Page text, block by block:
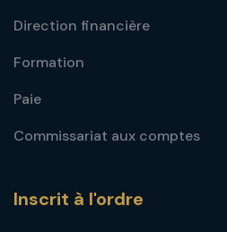
Direction financière
Formation
Paie
Commissariat aux comptes
Inscrit à l'ordre